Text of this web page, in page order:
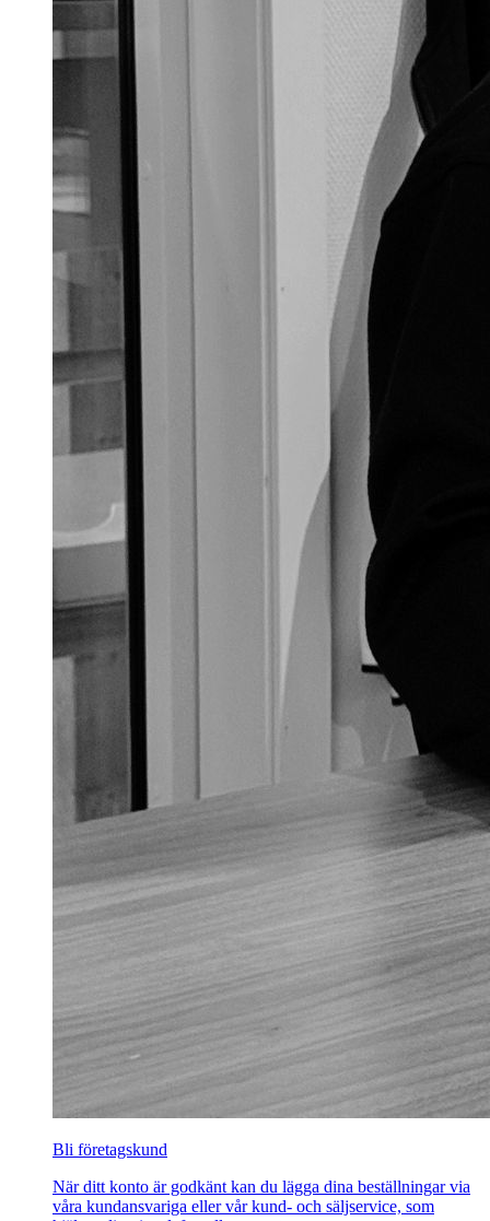
Bli företagskund
När ditt konto är godkänt kan du lägga dina beställningar via
våra kundansvariga eller vår kund- och säljservice, som